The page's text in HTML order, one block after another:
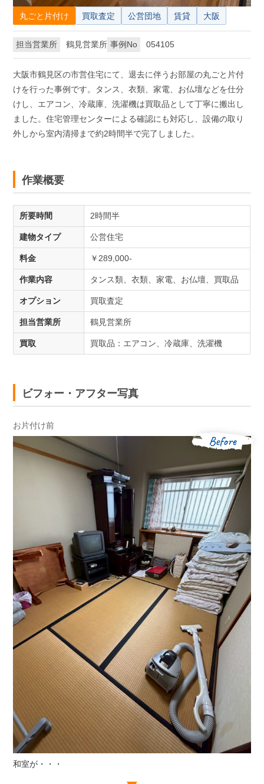
丸ごと片付け 買取査定 公営団地 賃貸 大阪
担当営業所 鶴見営業所 事例No 054105
大阪市鶴見区の市営住宅にて、退去に伴うお部屋の丸ごと片付
けを行った事例です。タンス、衣類、家電、お仏壇などを仕分
けし、エアコン、冷蔵庫、洗濯機は買取品として丁寧に搬出し
ました。住宅管理センターによる確認にも対応し、設備の取り
外しから室内清掃まで約2時間半で完了しました。
作業概要
所要時間 2時間半
建物タイプ 公営住宅
料金 ￥289,000-
作業内容 タンス類、衣類、家電、お仏壇、買取品
オプション 買取査定
担当営業所 鶴見営業所
買取 買取品：エアコン、冷蔵庫、洗濯機
ビフォー・アフター写真
お片付け前
和室が・・・